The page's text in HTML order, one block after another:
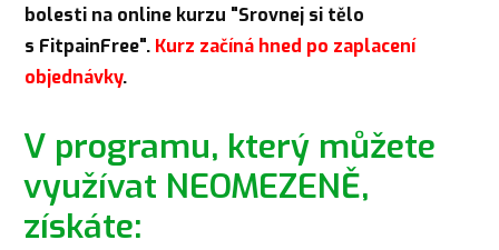
bolesti na online kurzu "Srovnej si tělo
s FitpainFree". Kurz začíná hned po zaplacení
objednávky.
V programu, který můžete
využívat NEOMEZENĚ,
získáte: